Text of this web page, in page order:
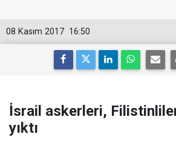
16:50
08 Kasım 2017
İsrail askerleri,
yıktı